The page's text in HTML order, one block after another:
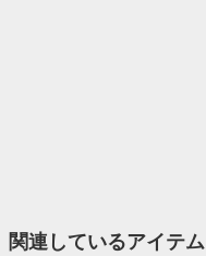
関連しているアイテム